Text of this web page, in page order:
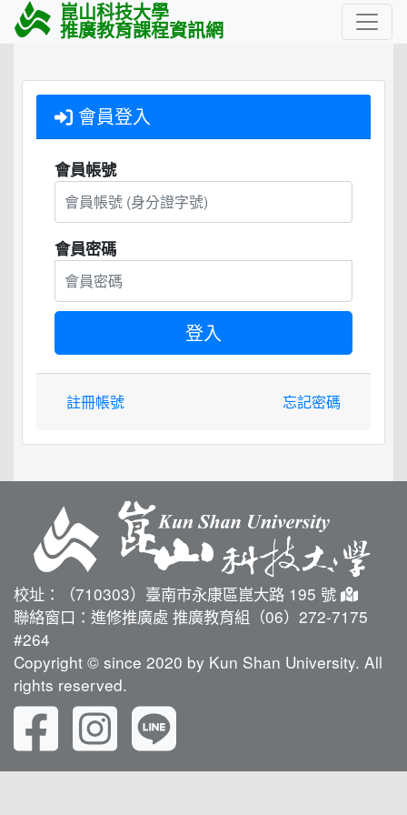
崑山科技大學
推廣教育課程資訊網
會員登入
會員帳號
會員密碼
註冊帳號 忘記密碼
校址：（710303）臺南市永康區崑大路 195 號
聯絡窗口：進修推廣處 推廣教育組（06）272-7175
#264
Copyright © since 2020 by Kun Shan University. All
rights reserved.